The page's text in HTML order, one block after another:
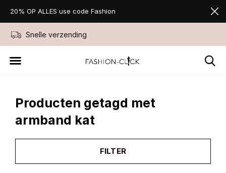
Snelle verzending
20% OP ALLES use code Fashion
Producten getagd met
armband kat
FILTER